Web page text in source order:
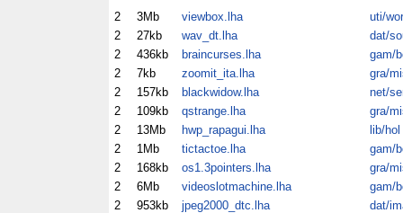
2
3Mb viewbox.lha
uti/wor
2
27kb wav_dt.lha
dat/
2
436kb braincurses.lha
gam/
2
7kb zoomit_ita.lha
gra/
2
157kb blackwidow.lha
net/
2
109kb qstrange.lha
gra/
2
13Mb hwp_rapagui.lha
lib/hol
2
1Mb tictactoe.lha
gam/
2
168kb os1.3pointers.lha
gra/
2
6Mb videoslotmachine.lha
gam/
2
953kb jpeg2000_dtc.lha
dat/